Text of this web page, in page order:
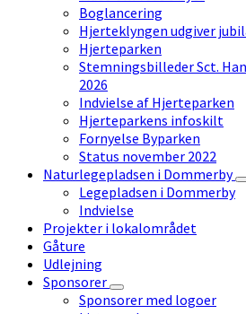
Boglancering
Hjerteklyngen udgiver
Hjerteparken
Stemningsbilleder Sct.
2026
Indvielse af Hjerteparken
Hjerteparkens infoskilt
Fornyelse Byparken
Status november 2022
Naturlegepladsen i Dommerby
Legepladsen i Dommerby
Indvielse
Projekter i lokalområdet
Gåture
Udlejning
Sponsorer
Sponsorer med logoer